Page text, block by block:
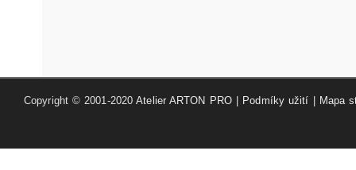
Copyright © 2001-2020Atelier ARTON PRO| Podmíky užití Mapa